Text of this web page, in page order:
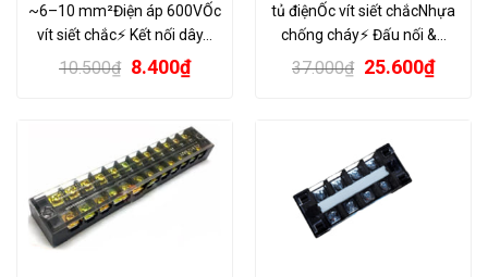
~6–10 mm²Điện áp 600VỐc
vít siết chắc⚡ Kết nối dây…
10.500₫ Giá
10.500₫.
8.400₫Giá
hiện
là:
8.400₫.
tủ điệnỐc vít siết chắcNhựa
chống cháy⚡ Đấu nối &…
37.000₫ Giá
25.600₫Giá
hiện